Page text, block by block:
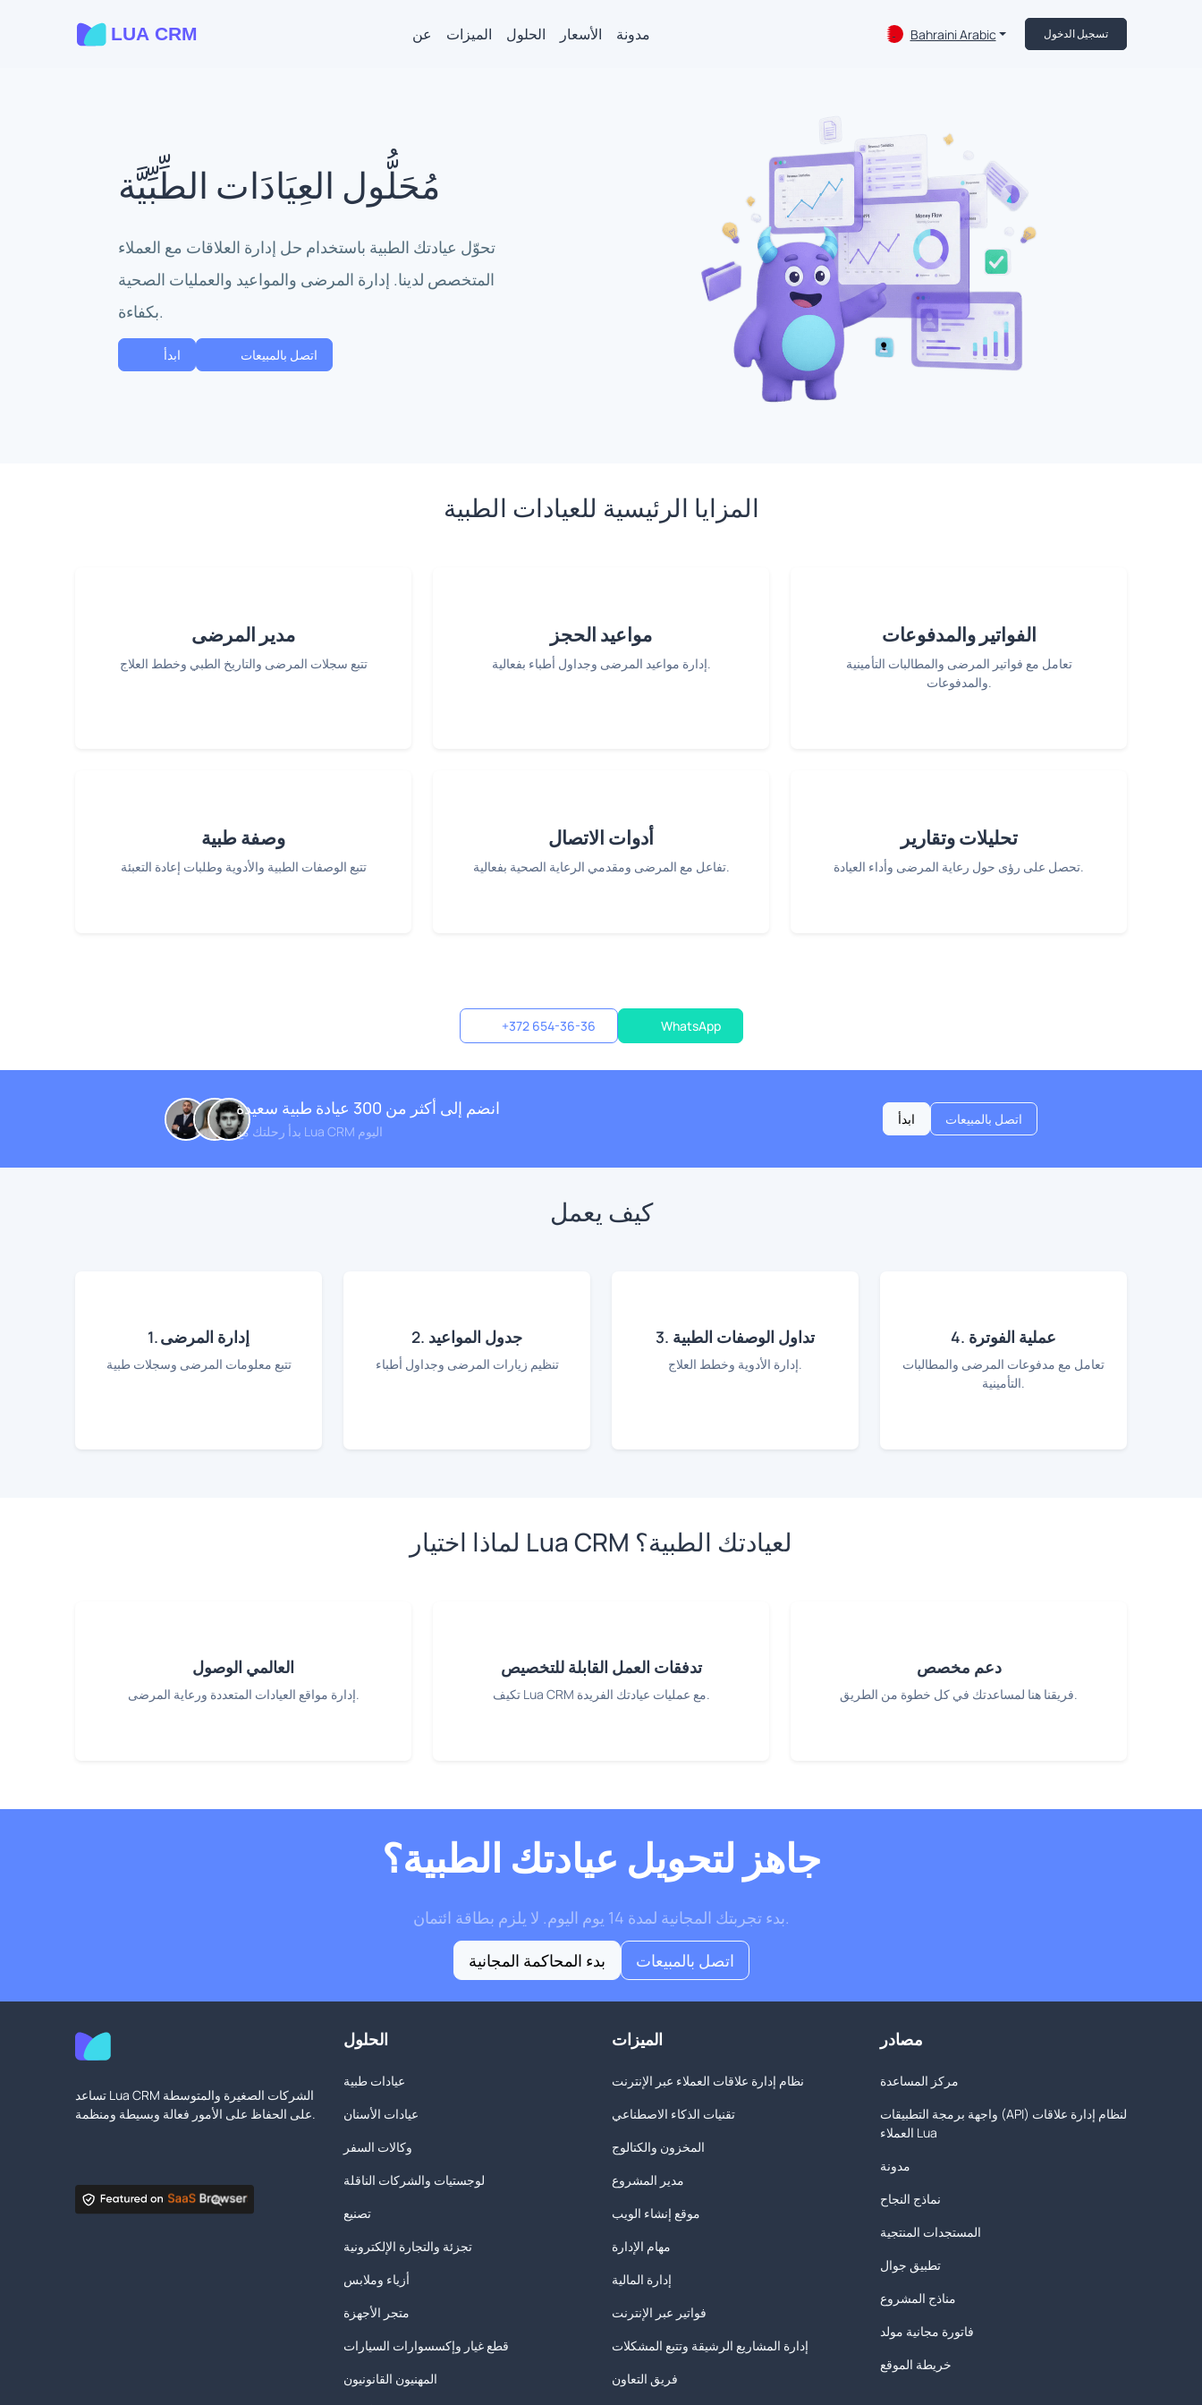
عن الميزات الحلول الأسعار مدونة Bahraini Arabic تسجيل الدخول
مُحَلُّول العِيَادَات الطِّبِّيَّة
تحوّل عيادتك الطبية باستخدام حل إدارة العلاقات مع العملاء
المتخصص لدينا. إدارة المرضى والمواعيد والعمليات الصحية
بكفاءة.
ابدأ اتصل بالمبيعات
المزايا الرئيسية للعيادات الطبية
مدير المرضى
تتبع سجلات المرضى والتاريخ الطبي وخطط العلاج
مواعيد الحجز
إدارة مواعيد المرضى وجداول أطباء بفعالية.
الفواتير والمدفوعات
تعامل مع فواتير المرضى والمطالبات التأمينية
والمدفوعات.
وصفة طبية
تتبع الوصفات الطبية والأدوية وطلبات إعادة التعبئة
أدوات الاتصال
تفاعل مع المرضى ومقدمي الرعاية الصحية بفعالية.
تحليلات وتقارير
تحصل على رؤى حول رعاية المرضى وأداء العيادة.
+372 654-36-36 WhatsApp
انضم إلى أكثر من 300 عيادة طبية سعيدة
بدأ رحلتك مع Lua CRM اليوم
ابدأ اتصل بالمبيعات
كيف يعمل
1. إدارة المرضى
تتبع معلومات المرضى وسجلات طبية
2. جدول المواعيد
تنظيم زيارات المرضى وجداول أطباء
3. تداول الوصفات الطبية
إدارة الأدوية وخطط العلاج.
4. عملية الفوترة
تعامل مع مدفوعات المرضى والمطالبات
التأمينية.
لماذا اختيار Lua CRM لعيادتك الطبية؟
العالمي الوصول
إدارة مواقع العيادات المتعددة ورعاية المرضى.
تدفقات العمل القابلة للتخصيص
تكيف Lua CRM مع عمليات عيادتك الفريدة.
دعم مخصص
فريقنا هنا لمساعدتك في كل خطوة من الطريق.
جاهز لتحويل عيادتك الطبية؟
بدء تجربتك المجانية لمدة 14 يوم اليوم. لا يلزم بطاقة ائتمان.
بدء المحاكمة المجانية
اتصل بالمبيعات
تساعد Lua CRM الشركات الصغيرة والمتوسطة
على الحفاظ على الأمور فعالة وبسيطة ومنظمة.
الحلول
عيادات طبية
عيادات الأسنان
وكالات السفر
لوجستيات والشركات الناقلة
تصنيع
تجزئة والتجارة الإلكترونية
أزياء وملابس
متجر الأجهزة
قطع غيار وإكسسوارات السيارات
المهنيون القانونيون
الميزات
نظام إدارة علاقات العملاء عبر الإنترنت
تقنيات الذكاء الاصطناعي
المخزون والكتالوج
مدير المشروع
موقع إنشاء الويب
مهام الإدارة
إدارة المالية
فواتير عبر الإنترنت
إدارة المشاريع الرشيقة وتتبع المشكلات
فريق التعاون
مصادر
مركز المساعدة
واجهة برمجة التطبيقات (API) لنظام إدارة علاقات
العملاء Lua
مدونة
نماذج النجاح
المستجدات المنتجية
تطبيق جوال
مناذج المشروع
فاتورة مجانية مولد
خريطة الموقع